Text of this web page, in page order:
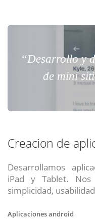
“Desarrollo y
de mini
Creacion de
Desarrollamos
iPad y Tablet. Nos
simplicidad,
Aplicaciones android